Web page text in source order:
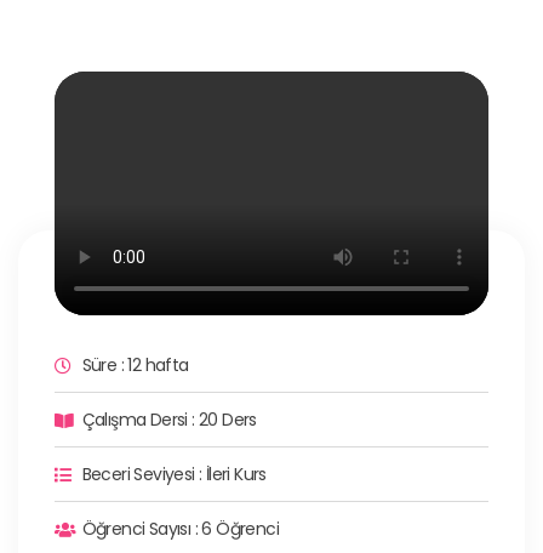
Süre : 12 hafta
Çalışma Dersi : 20 Ders
Beceri Seviyesi : İleri Kurs
Öğrenci Sayısı : 6 Öğrenci